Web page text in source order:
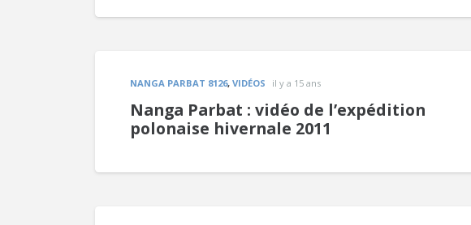
NANGA PARBAT 8126, VIDÉOS il y a 15 ans
Nanga Parbat : vidéo de l’expédition
polonaise hivernale 2011